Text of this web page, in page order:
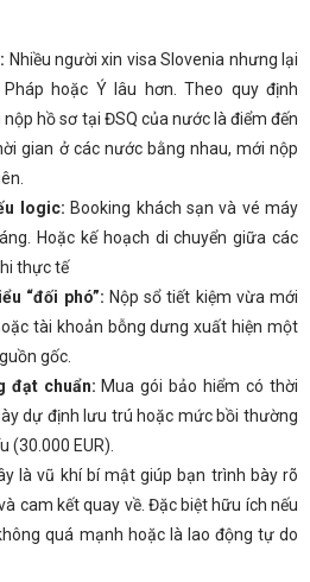
Nhiều người xin visa Slovenia nhưng lại
hoặc Ý lâu hơn. Theo quy định
hồ sơ tại ĐSQ của nước là điểm đến
gian ở các nước bằng nhau, mới nộp
logic: Booking khách sạn và vé máy
Hoặc kế hoạch di chuyển giữa các
thực tế
“đối phó”: Nộp sổ tiết kiệm vừa mới
tài khoản bỗng dưng xuất hiện một
gốc.
đạt chuẩn: Mua gói bảo hiểm có thời
dự định lưu trú hoặc mức bồi thường
(30.000 EUR).
là vũ khí bí mật giúp bạn trình bày rõ
cam kết quay về. Đặc biệt hữu ích nếu
quá mạnh hoặc là lao động tự do